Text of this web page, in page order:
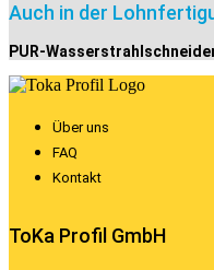
Auch in der
PUR-
Über uns
FAQ
Kontakt
ToKa Profil GmbH